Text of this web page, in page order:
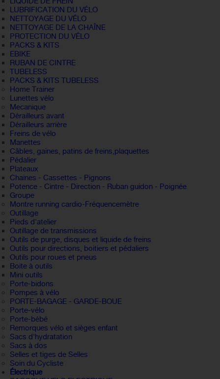
LUBRIFICATION DU VÉLO
NETTOYAGE DU VÉLO
NETTOYAGE DE LA CHAÎNE
PROTECTION DU VÉLO
PACKS & KITS
EBIKE
RUBAN DE CINTRE
TUBELESS
PACKS & KITS TUBELESS
Home Trainer
Lunettes vélo
Mecanique
Dérailleurs avant
Dérailleurs arrière
Freins de vélo
Manettes
Câbles, gaines, patins de freins,plaquettes
Pédalier
Plateaux
Chaines - Cassettes - Pignons
Potence - Cintre - Direction - Ruban guidon - Poignée
Groupe
Montre running cardio-Fréquencemètre
Outillage
Pieds d'atelier
Outillage de transmissions
Outils de purge, disques et liquide de freins
Outils pour directions, boitiers et pédaliers
Outils pour roues et pneus
Boite à outils
Mini outils
Porte-bidons
Pompes à vélo
PORTE-BAGAGE - GARDE-BOUE
Porte-vélo
Porte-bébé
Remorques vélo et sièges enfant
Sacs d'hydratation
Sacs à dos
Selles et tiges de Selles
Soin du Cycliste
Électrique